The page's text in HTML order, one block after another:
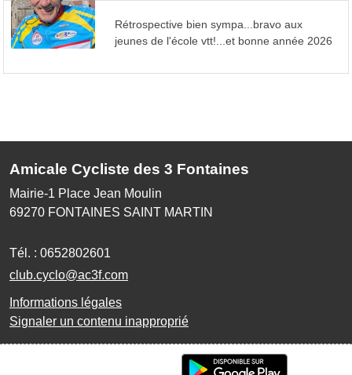
Rétrospective bien sympa...bravo aux
jeunes de l'école vtt!...et bonne année 2026
Amicale Cycliste des 3 Fontaines
Mairie-1 Place Jean Moulin
69270 FONTAINES SAINT MARTIN
Tél. : 0652802601
club.cyclo@ac3f.com
Informations légales
Signaler un contenu inapproprié